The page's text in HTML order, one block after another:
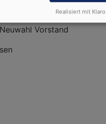
28. Januar 2026 -
Neuwahl Vorstand
Realisiert mit